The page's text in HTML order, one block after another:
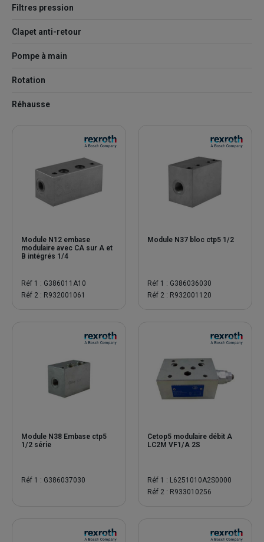
Filtres pression
Clapet anti-retour
Pompe à main
Rotation
Réhausse
Module N12 embase
modulaire avec CA sur A et
B intégrés 1/4
Réf 1 : G386011A10
Réf 2 : R932001061
Module N37 bloc ctp5 1/2
Réf 1 : G386036030
Réf 2 : R932001120
Module N38 Embase ctp5
1/2 série
Réf 1 : G386037030
Cetop5 modulaire débit A
LC2M VF1/A 2S
Réf 1 : L6251010A2S0000
Réf 2 : R933010256